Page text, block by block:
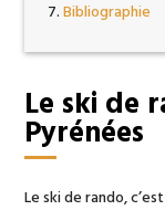
Bibliographie
Le ski de
Pyrénées
Le ski de rando,